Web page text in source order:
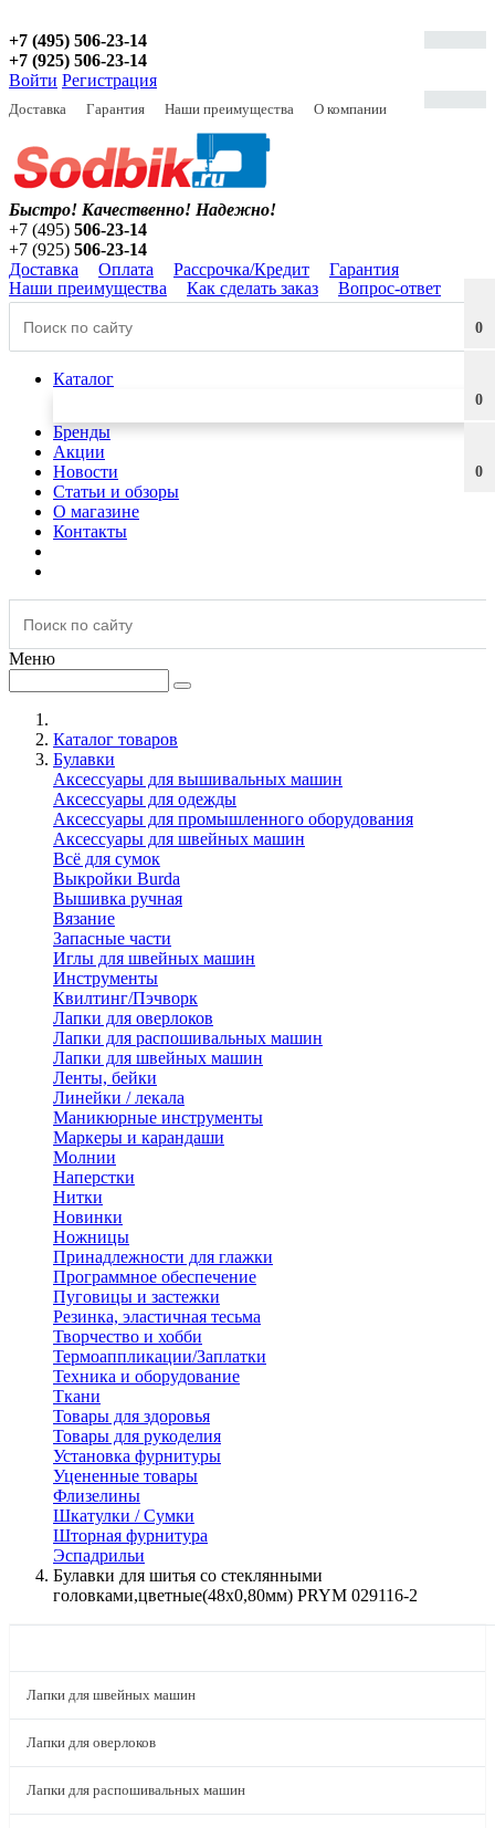
+7 (495) 506-23-14
+7 (925) 506-23-14
Войти Регистрация
Доставка Гарантия Наши преимущества О компании
0
0
0
Быстро! Качественно! Надежно!
+7 (495) 506-23-14
+7 (925) 506-23-14
Доставка
Оплата Рассрочка/Кредит
Гарантия
Наши преимущества
Как сделать заказ Вопрос-ответ
Каталог
Бренды
Акции
Новости
Статьи и обзоры
О магазине
Контакты
Меню
Каталог товаров
Булавки
Аксессуары для вышивальных машин
Аксессуары для одежды
Аксессуары для промышленного оборудования
Аксессуары для швейных машин
Всё для сумок
Выкройки Burda
Вышивка ручная
Вязание
Запасные части
Иглы для швейных машин
Инструменты
Квилтинг/Пэчворк
Лапки для оверлоков
Лапки для распошивальных машин
Лапки для швейных машин
Ленты, бейки
Линейки / лекала
Маникюрные инструменты
Маркеры и карандаши
Молнии
Наперстки
Нитки
Новинки
Ножницы
Принадлежности для глажки
Программное обеспечение
Пуговицы и застежки
Резинка, эластичная тесьма
Творчество и хобби
Термоаппликации/Заплатки
Техника и оборудование
Ткани
Товары для здоровья
Товары для рукоделия
Установка фурнитуры
Уцененные товары
Флизелины
Шкатулки / Сумки
Шторная фурнитура
Эспадрильи
Булавки для шитья со стеклянными
головками,цветные(48х0,80мм) PRYM 029116-2
Лапки для швейных машин
Лапки для оверлоков
Лапки для распошивальных машин